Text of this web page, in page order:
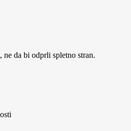
ne da bi odprli spletno stran.